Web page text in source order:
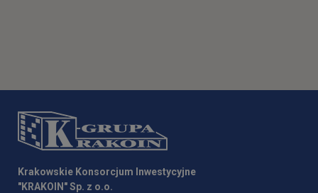
Krakowskie Konsorcjum Inwestycyjne
"KRAKOIN" Sp. z o.o.